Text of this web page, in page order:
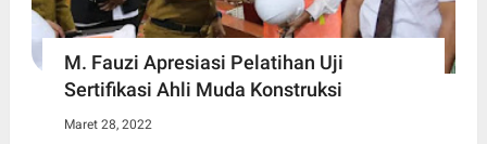
M. Fauzi Apresiasi Pelatihan Uji
Sertifikasi Ahli Muda Konstruksi
Maret 28, 2022